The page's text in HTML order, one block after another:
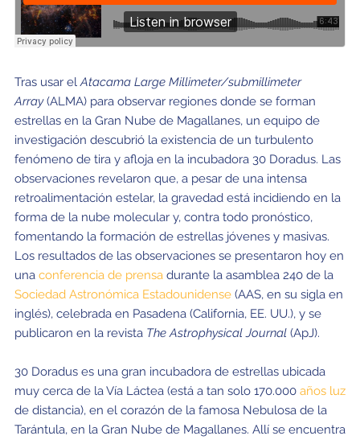
Tras usar el Atacama Large Millimeter/submillimeter
Array(ALMA) para observar regiones donde se forman
estrellas en la Gran Nube de Magallanes, un equipo de
investigación descubrió la existencia de un turbulento
fenómeno de tira y afloja en la incubadora 30 Doradus. Las
observaciones revelaron que, a pesar de una intensa
retroalimentación estelar, la gravedad está incidiendo en la
forma de la nube molecular y, contra todo pronóstico,
fomentando la formación de estrellas jóvenes y masivas.
Los resultados de las observaciones se presentaron hoy en
una conferencia de prensa durante la asamblea 240 de la
Sociedad Astronómica Estadounidense(AAS, en su sigla en
inglés), celebrada en Pasadena (California, EE. UU.), y se
publicaron en la revista The Astrophysical Journal(ApJ).
30 Doradus es una gran incubadora de estrellas ubicada
muy cerca de la Vía Láctea (está a tan solo 170.000 años luz
de distancia), en el corazón de la famosa Nebulosa de la
Tarántula, en la Gran Nube de Magallanes. Allí se encuentra